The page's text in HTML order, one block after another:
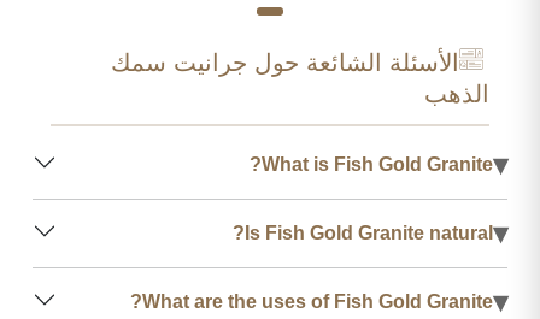
الأسئلة الشائعة حول جرانيت سمك
الذهب
▾
What is Fish Gold Granite?
▾
Is Fish Gold Granite natural?
▾
What are the uses of Fish Gold Granite?